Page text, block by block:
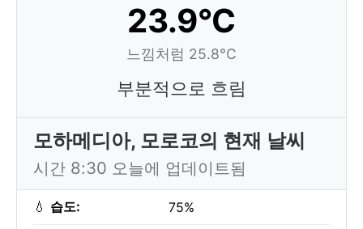
23.9°C
느낌처럼 25.8°C
부분적으로 흐림
모하메디아, 모로코의 현재 날씨
시간 8:30 오늘에 업데이트됨
💧 습도: 75%